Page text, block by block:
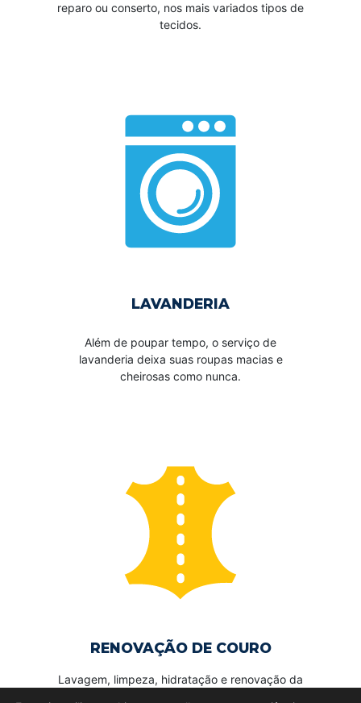
reparo ou conserto, nos mais variados tipos de
tecidos.
LAVANDERIA
Além de poupar tempo, o serviço de
lavanderia deixa suas roupas macias e
cheirosas como nunca.
RENOVAÇÃO DE COURO
Lavagem, limpeza, hidratação e renovação da